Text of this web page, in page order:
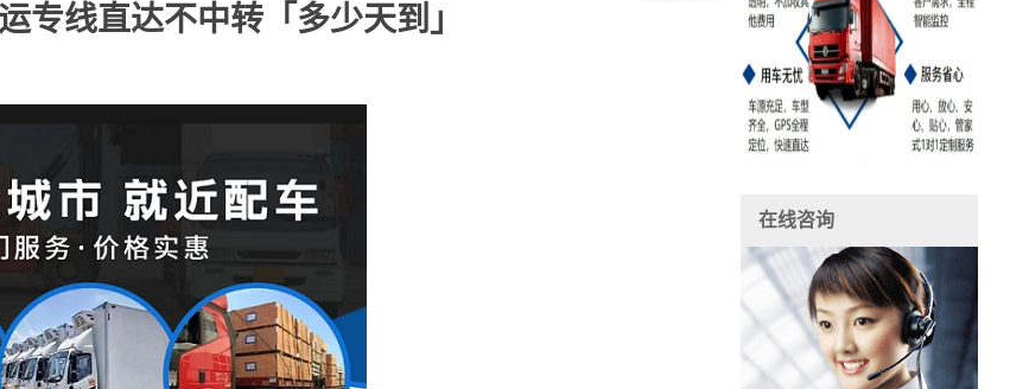
专线直达不中转「多少天到」
在线咨询